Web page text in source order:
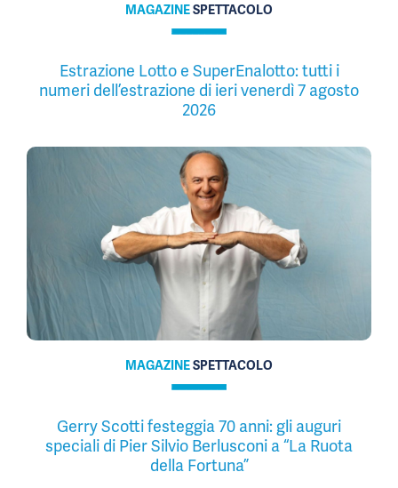
MAGAZINESPETTACOLO
Estrazione Lotto e SuperEnalotto: tutti i
numeri dell’estrazione di ieri venerdì 7 agosto
2026
MAGAZINESPETTACOLO
Gerry Scotti festeggia 70 anni: gli auguri
speciali di Pier Silvio Berlusconi a “La Ruota
della Fortuna”